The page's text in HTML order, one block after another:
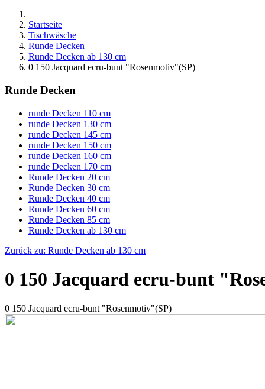
Startseite
Tischwäsche
Runde Decken
Runde Decken ab 130 cm
0 150 Jacquard ecru-bunt "Rosenmotiv"(SP)
Runde Decken
runde Decken 110 cm
runde Decken 130 cm
runde Decken 145 cm
runde Decken 150 cm
runde Decken 160 cm
runde Decken 170 cm
Runde Decken 20 cm
Runde Decken 30 cm
Runde Decken 40 cm
Runde Decken 60 cm
Runde Decken 85 cm
Runde Decken ab 130 cm
Zurück zu: Runde Decken ab 130 cm
0 150 Jacquard ecru-bunt
0 150 Jacquard ecru-bunt "Rosenmotiv"(SP)